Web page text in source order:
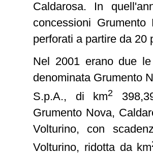
Caldarosa. In
concessioni
perforati a partire da 20
Nel 2001 erano due
denominata Grumento
S.p.A., di km2
Grumento Nova,
Volturino, con
Volturino, ridotta da km